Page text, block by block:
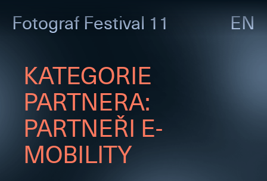
Fotograf Festival 11 EN
KATEGORIE
PARTNERA:
PARTNEŘI E-
MOBILITY